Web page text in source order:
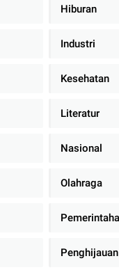
Hiburan
Industri
Kesehatan
Literatur
Nasional
Olahraga
Penghijauan